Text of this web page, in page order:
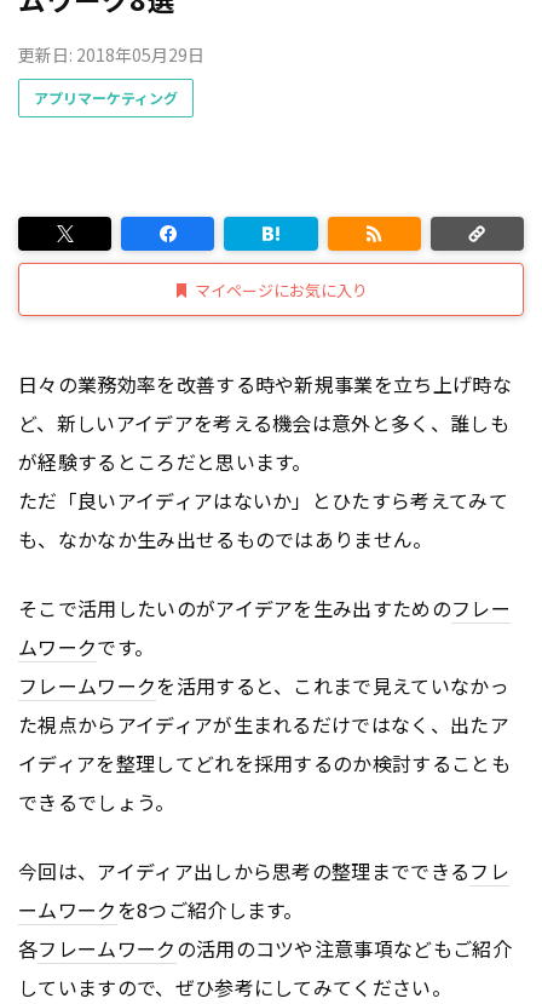
更新日: 2018年05月29日
アプリマーケティング
マイページにお気に入り
日々の業務効率を改善する時や新規事業を立ち上げ時な
ど、新しいアイデアを考える機会は意外と多く、誰しも
が経験するところだと思います。
ただ「良いアイディアはないか」とひたすら考えてみて
も、なかなか生み出せるものではありません。
そこで活用したいのがアイデアを生み出すためのフレー
ムワークです。
フレームワークを活用すると、これまで見えていなかっ
た視点からアイディアが生まれるだけではなく、出たア
イディアを整理してどれを採用するのか検討することも
できるでしょう。
今回は、アイディア出しから思考の整理までできるフレ
ームワークを8つご紹介します。
各フレームワークの活用のコツや注意事項などもご紹介
していますので、ぜひ参考にしてみてください。